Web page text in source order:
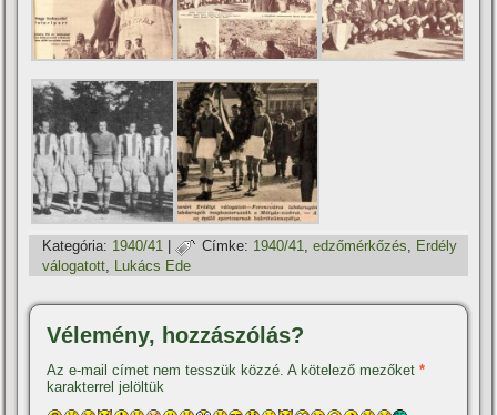
Kategória: 1940/41 | Címke: 1940/41,edzőmérkőzés, Erdély
válogatott
Lukács Ede
Vélemény, hozzászólás?
Az e-mail címet nem tesszük közzé. A kötelező mezőket*
karakterrel jelöltük